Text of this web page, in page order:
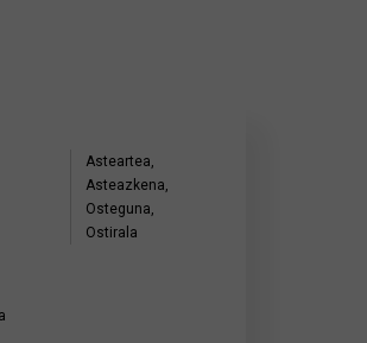
Asteartea,
Asteazkena,
Osteguna,
Ostirala